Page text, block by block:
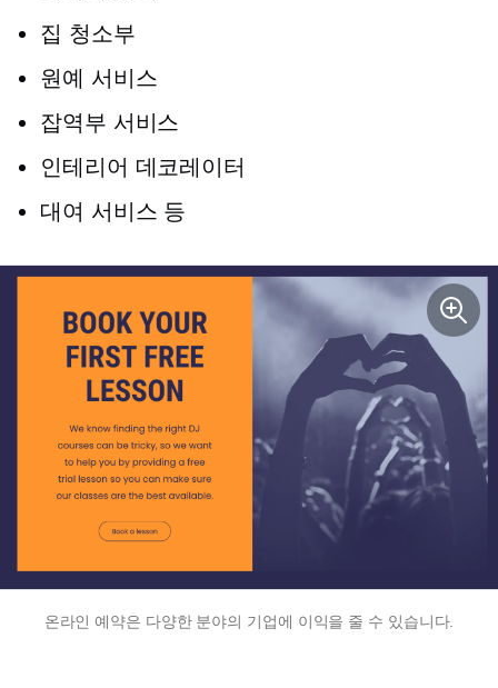
집 청소부
원예 서비스
잡역부 서비스
인테리어 데코레이터
대여 서비스 등
온라인 예약은 다양한 분야의 기업에 이익을 줄 수 있습니다.